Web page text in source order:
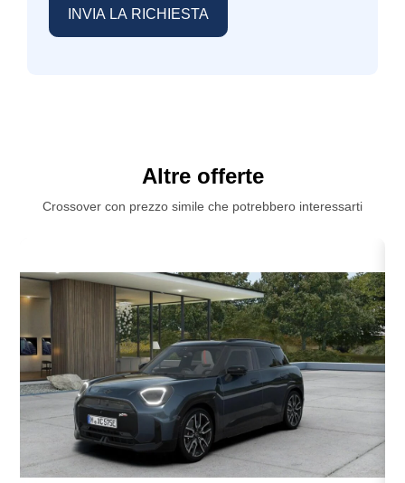
Altre offerte
Crossover con prezzo simile che potrebbero interessarti